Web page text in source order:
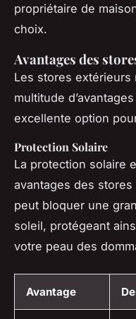
propriétaire de
choix.
Avantages des
Les stores
multitude
excellente option
Protection Solaire
La protection solaire
avantages des
peut bloquer une
soleil, protégeant
votre peau des
Avantage